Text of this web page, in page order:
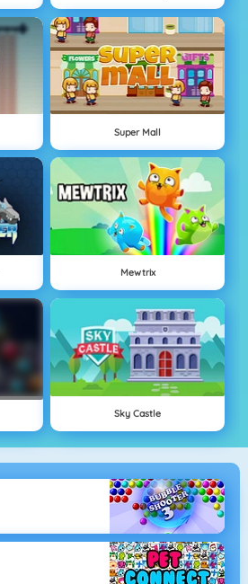
Super Mall
Mewtrix
Sky Castle